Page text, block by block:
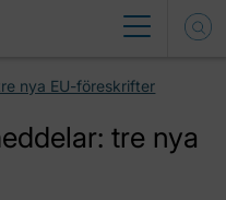
nya EU-föreskrifter
tre nya